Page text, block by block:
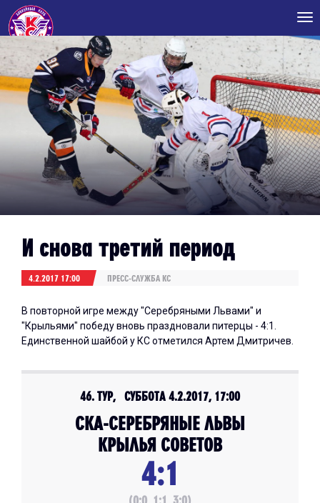
И снова третий период
4.2.2017 17:00 ПРЕСС-СЛУЖБА КС
В повторной игре между "Серебряными Львами" и
"Крыльями" победу вновь праздновали питерцы - 4:1.
Единственной шайбой у КС отметился Артем Дмитричев.
46. ТУР, СУББОТА 4.2.2017, 17:00
СКА-СЕРЕБРЯНЫЕ ЛЬВЫ
КРЫЛЬЯ СОВЕТОВ
4:1